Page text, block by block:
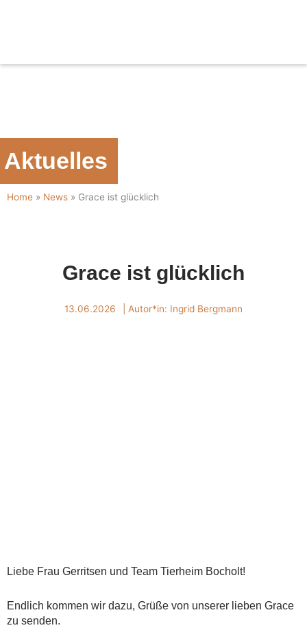
Aktuelles
Home » News » Grace ist glücklich
Grace ist glücklich
13.06.2026 | Autor*in: Ingrid Bergmann
Liebe Frau Gerritsen und Team Tierheim Bocholt!
Endlich kommen wir dazu, Grüße von unserer lieben Grace
zu senden.